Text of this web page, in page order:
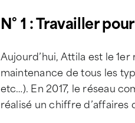
N° 1 : Travailler
Aujourd’hui, Attila est le
maintenance de tous les
etc…). En 2017, le réseau
réalisé un chiffre d’affaires